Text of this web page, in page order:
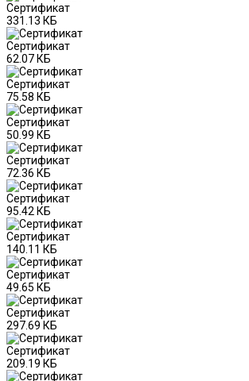
Сертификат
331.13 КБ
Сертификат
62.07 КБ
Сертификат
75.58 КБ
Сертификат
50.99 КБ
Сертификат
72.36 КБ
Сертификат
95.42 КБ
Сертификат
140.11 КБ
Сертификат
49.65 КБ
Сертификат
297.69 КБ
Сертификат
209.19 КБ